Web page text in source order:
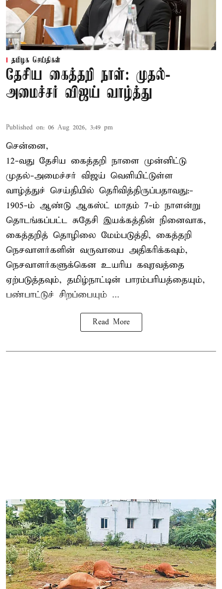
தமிழக செய்திகள்
தேசிய கைத்தறி நாள்: முதல்-
அமைச்சர் விஜய் வாழ்த்து
Published on: 06 Aug 2026, 3:49 pm
சென்னை,
12-வது தேசிய கைத்தறி நாளை முன்னிட்டு
முதல்-அமைச்சர் விஜய் வெளியிட்டுள்ள
வாழ்த்துச் செய்தியில் தெரிவித்திருப்பதாவது:-
1905-ம் ஆண்டு ஆகஸ்ட் மாதம் 7-ம் நாளன்று
தொடங்கப்பட்ட சுதேசி இயக்கத்தின் நினைவாக,
கைத்தறித் தொழிலை மேம்படுத்தி, கைத்தறி
நெசவாளர்களின் வருவாயை அதிகரிக்கவும்,
நெசவாளர்களுக்கென உயரிய கவுரவத்தை
ஏற்படுத்தவும், தமிழ்நாட்டின் பாரம்பரியத்தையும்,
பண்பாட்டுச் சிறப்பையும் ...
Read More